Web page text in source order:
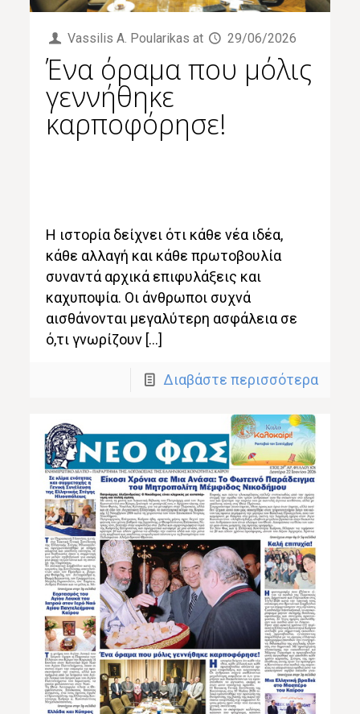
Vassilis Α. Poularikas at 29/06/2026
Ένα όραμα που μόλις
γεννήθηκε
καρποφόρησε!
Η ιστορία δείχνει ότι κάθε νέα ιδέα,
κάθε αλλαγή και κάθε πρωτοβουλία
συναντά αρχικά επιφυλάξεις και
καχυποψία. Οι άνθρωποι συχνά
αισθάνονται μεγαλύτερη ασφάλεια σε
ό,τι γνωρίζουν […]
Διαβάστε περισσότερα